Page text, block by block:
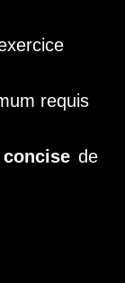
requis
concise de